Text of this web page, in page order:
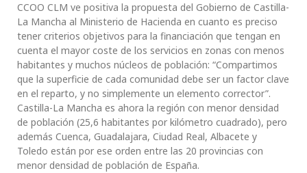
CCOO CLM ve positiva la propuesta del Gobierno de Castilla-
La Mancha al Ministerio de Hacienda en cuanto es preciso
tener criterios objetivos para la financiación que tengan en
cuenta el mayor coste de los servicios en zonas con menos
habitantes y muchos núcleos de población: “Compartimos
que la superficie de cada comunidad debe ser un factor clave
en el reparto, y no simplemente un elemento corrector”.
Castilla-La Mancha es ahora la región con menor densidad
de población (25,6 habitantes por kilómetro cuadrado), pero
además Cuenca, Guadalajara, Ciudad Real, Albacete y
Toledo están por ese orden entre las 20 provincias con
menor densidad de población de España.